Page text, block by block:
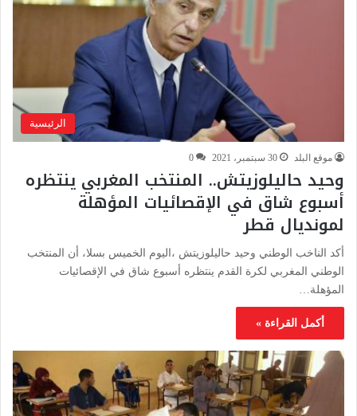
الرئيسية
موقع البلد 30 سبتمبر، 2021 0
وحيد حاليلوزيتش.. المنتخب المغربي ينتظره
أسبوع شاق في الإقصائيات المؤهلة
لمونديال قطر
أكد الناخب الوطني وحيد حاليلوزيتش ،اليوم الخميس بسلا، أن المنتخب
الوطني المغربي لكرة القدم ينتظره أسبوع شاق في الإقصائيات
المؤهلة…
أكمل القراءة »